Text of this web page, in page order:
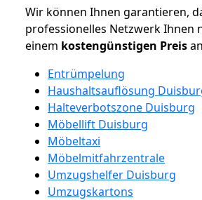
Wir können Ihnen garantieren,
professionelles Netzwerk Ihnen
einem kostengünstigen Preis
Entrümpelung
Haushaltsauflösung
Halteverbotszone Duisburg
Möbellift Duisburg
Möbeltaxi
Möbelmitfahrzentrale
Umzugshelfer Duisburg
Umzugskartons